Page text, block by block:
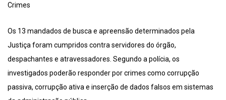
Crimes
Os 13 mandados de busca e apreensão determinados pela
Justiça foram cumpridos contra servidores do órgão,
despachantes e atravessadores. Segundo a polícia, os
investigados poderão responder por crimes como corrupção
passiva, corrupção ativa e inserção de dados falsos em sistemas